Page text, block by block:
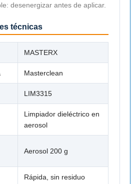
desenergizar antes de aplicar.
técnicas
MASTERX
Masterclean
LIM3315
Limpiador dieléctrico en
aerosol
Aerosol 200 g
Rápida, sin residuo